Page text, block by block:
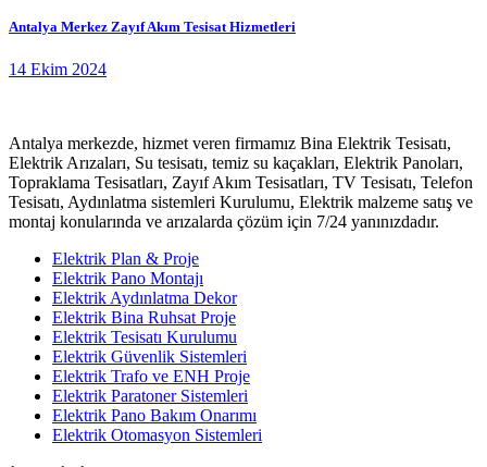
Antalya Merkez Zayıf Akım Tesisat Hizmetleri
14 Ekim 2024
Antalya merkezde, hizmet veren firmamız Bina Elektrik Tesisatı,
Elektrik Arızaları, Su tesisatı, temiz su kaçakları, Elektrik Panoları,
Topraklama Tesisatları, Zayıf Akım Tesisatları, TV Tesisatı, Telefon
Tesisatı, Aydınlatma sistemleri Kurulumu, Elektrik malzeme satış ve
montaj konularında ve arızalarda çözüm için 7/24 yanınızdadır.
Elektrik Plan & Proje
Elektrik Pano Montajı
Elektrik Aydınlatma Dekor
Elektrik Bina Ruhsat Proje
Elektrik Tesisatı Kurulumu
Elektrik Güvenlik Sistemleri
Elektrik Trafo ve ENH Proje
Elektrik Paratoner Sistemleri
Elektrik Pano Bakım Onarımı
Elektrik Otomasyon Sistemleri